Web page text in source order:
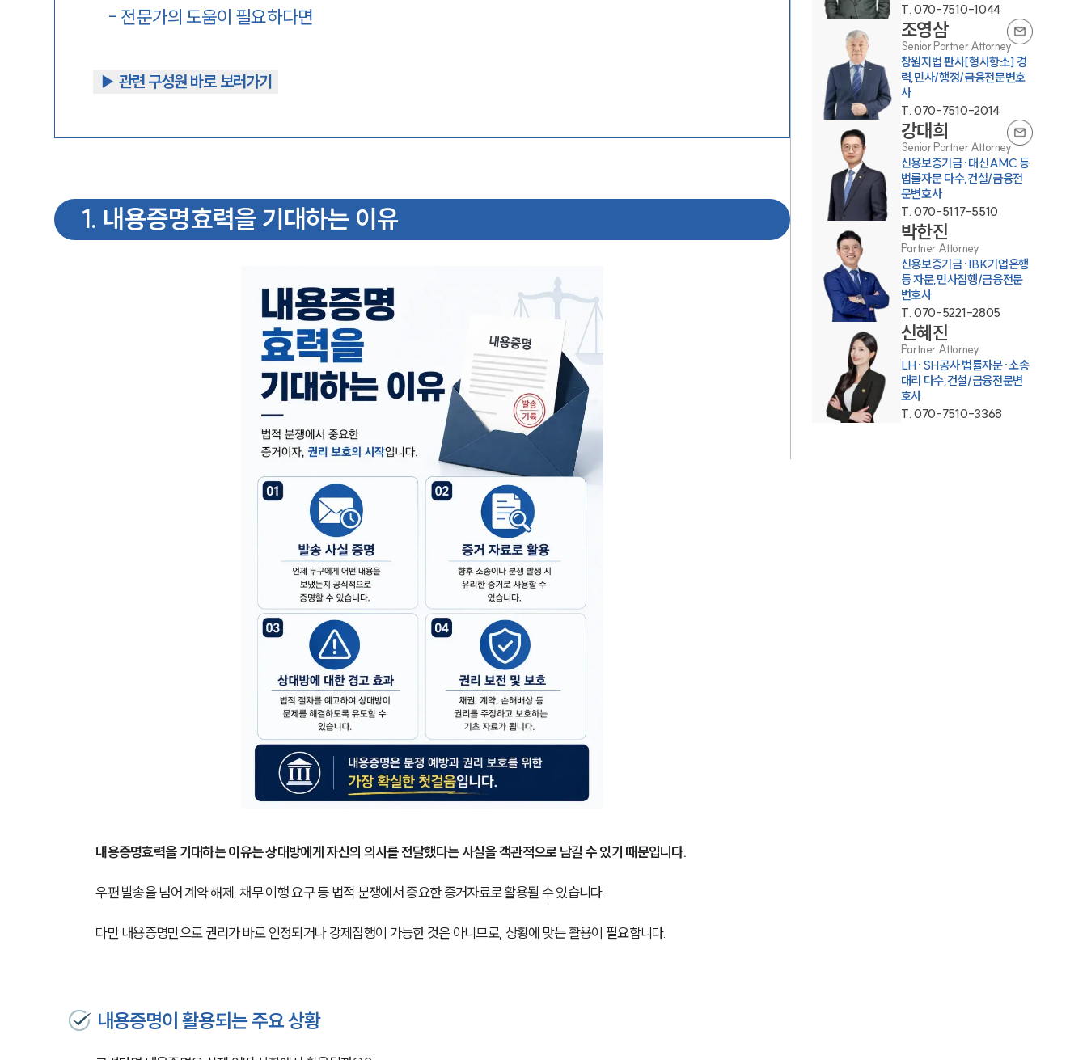
그룹소개
그룹소개
대륜의 강점
오시는 길
글로벌 파트너 로펌
고객의 소리
통합검색
AI대륜
업무사례
- 전문가의 도움이 필요하다면
▶︎ 관련 구성원 바로 보러가기
1. 내용증명효력을 기대하는 이유
내용증명효력을 기대하는 이유는 상대방에게 자신의 의사를 전달했다는 사실을 객관적으로 남길 수 있기 때문입니다.
우편 발송을 넘어 계약 해제, 채무 이행 요구 등 법적 분쟁에서 중요한 증거자료로 활용될 수 있습니다.
다만 내용증명만으로 권리가 바로 인정되거나 강제집행이 가능한 것은 아니므로, 상황에 맞는 활용이 필요합니다.
내용증명이 활용되는 주요 상황
T. 070-7510-1044
조영삼
Senior Partner Attorney
창원지법 판사[형사항소] 경
력,민사/행정/금융전문변호
사
T. 070-7510-2014
강대희
Senior Partner Attorney
신용보증기금·대신AMC 등
법률자문 다수,건설/금융전
문변호사
T. 070-5117-5510
박한진
Partner Attorney
신용보증기금·IBK기업은행
등 자문,민사집행/금융전문
변호사
T. 070-5221-2805
신혜진
Partner Attorney
LH·SH공사 법률자문·소송
대리 다수,건설/금융전문변
호사
T. 070-7510-3368